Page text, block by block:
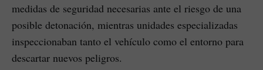
medidas de seguridad necesarias ante el riesgo de una
posible detonación, mientras unidades especializadas
inspeccionaban tanto el vehículo como el entorno para
descartar nuevos peligros.